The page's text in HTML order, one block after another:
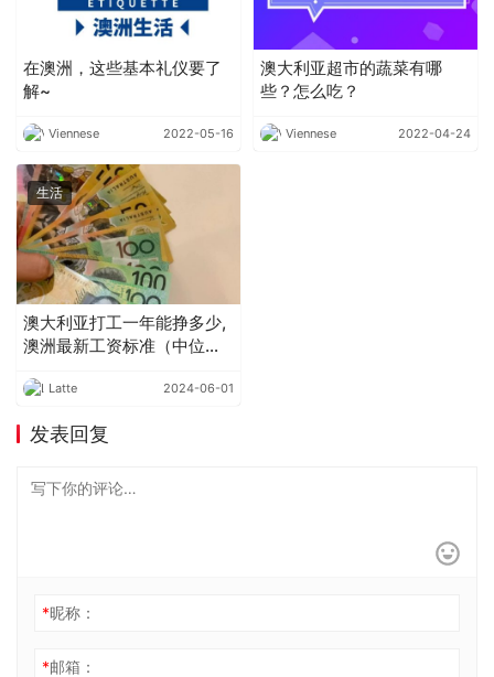
在澳洲，这些基本礼仪要了
解~
Viennese 2022-05-16
澳大利亚超市的蔬菜有哪
些？怎么吃？
Viennese 2022-04-24
生活
澳大利亚打工一年能挣多少,
澳洲最新工资标准（中位
Latte 2024-06-01
发表回复
*昵称：
*邮箱：